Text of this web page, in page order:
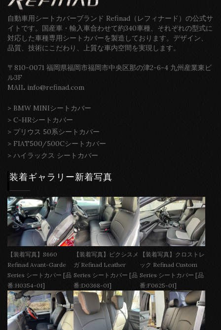
自動車用シートカバーブランド Refinad（レフィナード）の公式サ
イトです。国産車・輸入車合わせて約340車種、それぞれの型式に
対応した車種専用シートカバーを製造しております。デザイン、
品質、技術にこだわり、上質な車内空間を実現します。
〒810-0071 福岡県福岡市福岡市中央区那の津2-6-4 九州産業東ビ
ル3F
MAIL info@refinad.com
> BMW MINIシートカバー
> C-HRシートカバー
> プリウス 50系シートカバー
> FIAT500/500Cシートカバー
> ハイラックス シートカバー
装着ギャラリー新着写真
【装着写真】S660
Refinad Avant-Garde
Series シートカバー [品
番:H0354-01]
【装着写真】ピクシスメ
ガ Refinad Leather
Series シートカバー [品
番:D0368-01]
【装着写真】クロストレ
ック Refinad Custom
Series シートカバー [品
番:F0625-01]